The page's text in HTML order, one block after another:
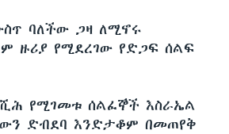
ባለችው ጋዛ ለሚኖሩ
ዙሪያ የሚደረገው የድጋፍ ሰልፍ
ሺሕ የሚገመቱ ሰልፈኞች እስራኤል
ድብደባ እንድታቆም በመጠየቅ